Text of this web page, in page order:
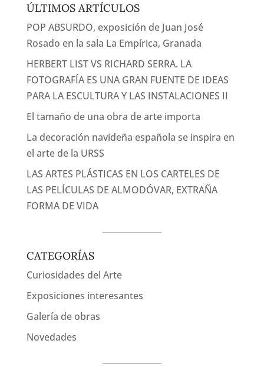
ÚLTIMOS ARTÍCULOS
POP ABSURDO, exposición de Juan José
Rosado en la sala La Empírica, Granada
HERBERT LIST VS RICHARD SERRA. LA
FOTOGRAFÍA ES UNA GRAN FUENTE DE IDEAS
PARA LA ESCULTURA Y LAS INSTALACIONES II
El tamaño de una obra de arte importa
La decoración navideña española se inspira en
el arte de la URSS
LAS ARTES PLÁSTICAS EN LOS CARTELES DE
LAS PELÍCULAS DE ALMODÓVAR, EXTRAÑA
FORMA DE VIDA
CATEGORÍAS
Curiosidades del Arte
Exposiciones interesantes
Galería de obras
Novedades